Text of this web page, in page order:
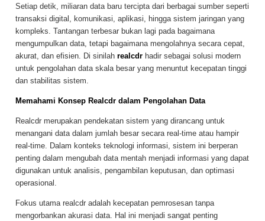
Setiap detik, miliaran data baru tercipta dari berbagai sumber seperti
transaksi digital, komunikasi, aplikasi, hingga sistem jaringan yang
kompleks. Tantangan terbesar bukan lagi pada bagaimana
mengumpulkan data, tetapi bagaimana mengolahnya secara cepat,
akurat, dan efisien. Di sinilah realcdr hadir sebagai solusi modern
untuk pengolahan data skala besar yang menuntut kecepatan tinggi
dan stabilitas sistem.
Memahami Konsep Realcdr dalam Pengolahan Data
Realcdr merupakan pendekatan sistem yang dirancang untuk
menangani data dalam jumlah besar secara real-time atau hampir
real-time. Dalam konteks teknologi informasi, sistem ini berperan
penting dalam mengubah data mentah menjadi informasi yang dapat
digunakan untuk analisis, pengambilan keputusan, dan optimasi
operasional.
Fokus utama realcdr adalah kecepatan pemrosesan tanpa
mengorbankan akurasi data. Hal ini menjadi sangat penting